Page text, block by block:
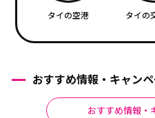
タイの空港 タイの
おすすめ情報・キャン
おすすめ情報・